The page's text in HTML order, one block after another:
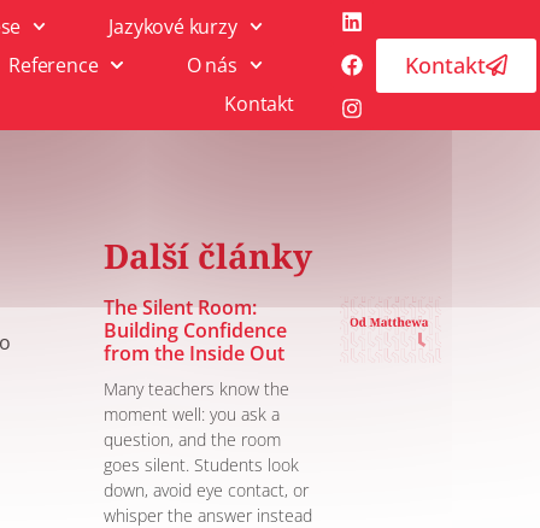
Jazykové kurzy
Reference
O nás
Kontakt
Kontakt
Další články
The Silent Room:
Building Confidence
from the Inside Out
Many teachers know the
moment well: you ask a
question, and the room
goes silent. Students look
down, avoid eye contact, or
whisper the answer instead